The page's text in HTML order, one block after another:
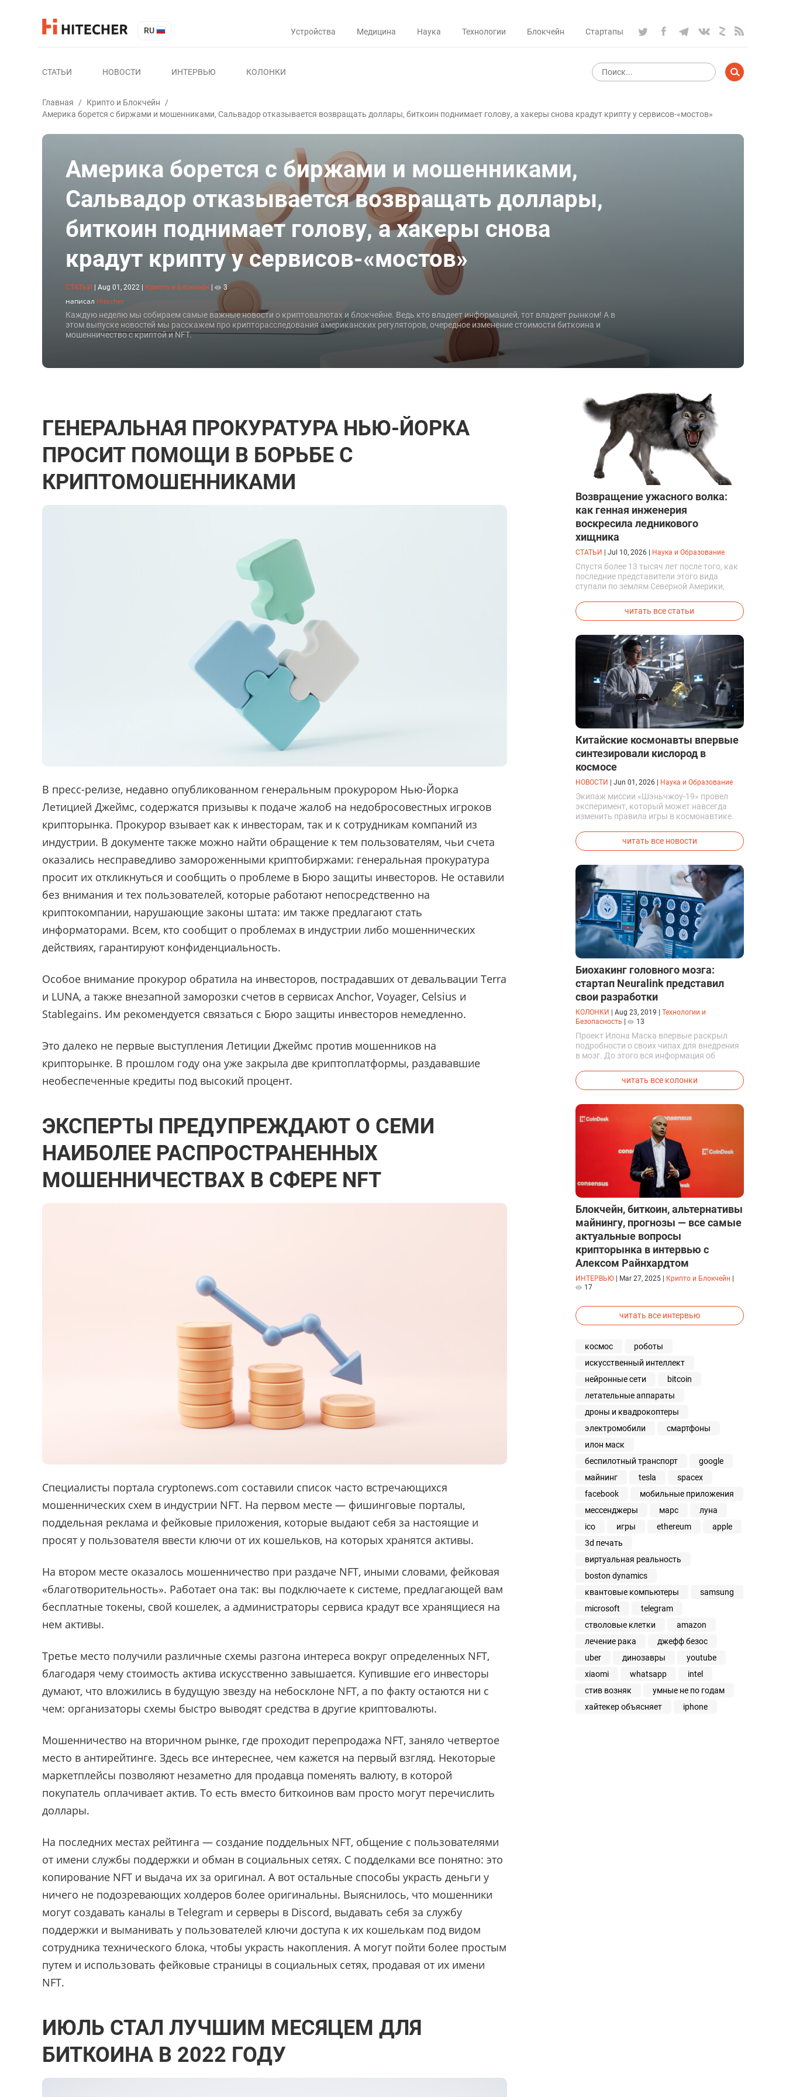
RU Устройства Медицина Наука Технологии Блокчейн Стартапы
СТАТЬИ НОВОСТИ ИНТЕРВЬЮ КОЛОНКИ
Главная / Крипто и Блокчейн
/
Америка борется с биржами и мошенниками, Сальвадор отказывается возвращать доллары, биткоин поднимает голову, а хакеры снова крадут крипту у сервисов-«мостов»
Америка борется с биржами и мошенниками,
Сальвадор отказывается возвращать доллары,
биткоин поднимает голову, а хакеры снова
крадут крипту у сервисов-«мостов»
СТАТЬИ | Aug 01, 2022 Крипто и Блокчейн 3
написал Hitecher
Каждую неделю мы собираем самые важные новости о криптовалютах и блокчейне. Ведь кто владеет информацией, тот владеет рынком! А в
этом выпуске новостей мы расскажем про крипторасследования американских регуляторов, очередное изменение стоимости биткоина и
мошенничество с криптой и NFT.
ГЕНЕРАЛЬНАЯ ПРОКУРАТУРА НЬЮ-ЙОРКА
ПРОСИТ ПОМОЩИ В БОРЬБЕ С
КРИПТОМОШЕННИКАМИ
В пресс-релизе, недавно опубликованном генеральным прокурором Нью-Йорка
Летицией Джеймс, содержатся призывы к подаче жалоб на недобросовестных игроков
крипторынка. Прокурор взывает как к инвесторам, так и к сотрудникам компаний из
индустрии. В документе также можно найти обращение к тем пользователям, чьи счета
оказались несправедливо замороженными криптобиржами: генеральная прокуратура
просит их откликнуться и сообщить о проблеме в Бюро защиты инвесторов. Не оставили
без внимания и тех пользователей, которые работают непосредственно на
криптокомпании, нарушающие законы штата: им также предлагают стать
информаторами. Всем, кто сообщит о проблемах в индустрии либо мошеннических
действиях, гарантируют конфиденциальность.
Особое внимание прокурор обратила на инвесторов, пострадавших от девальвации Terra
и LUNA, а также внезапной заморозки счетов в сервисах Anchor, Voyager, Celsius и
Stablegains. Им рекомендуется связаться с Бюро защиты инвесторов немедленно.
Это далеко не первые выступления Летиции Джеймс против мошенников на
крипторынке. В прошлом году она уже закрыла две криптоплатформы, раздававшие
необеспеченные кредиты под высокий процент.
ЭКСПЕРТЫ ПРЕДУПРЕЖДАЮТ О СЕМИ
НАИБОЛЕЕ РАСПРОСТРАНЕННЫХ
МОШЕННИЧЕСТВАХ В СФЕРЕ NFT
Специалисты портала cryptonews.com составили список часто встречающихся
мошеннических схем в индустрии NFT. На первом месте — фишинговые порталы,
поддельная реклама и фейковые приложения, которые выдают себя за настоящие и
просят у пользователя ввести ключи от их кошельков, на которых хранятся активы.
На втором месте оказалось мошенничество при раздаче NFT, иными словами, фейковая
«благотворительность». Работает она так: вы подключаете к системе, предлагающей вам
бесплатные токены, свой кошелек, а администраторы сервиса крадут все хранящиеся на
нем активы.
Третье место получили различные схемы разгона интереса вокруг определенных NFT,
благодаря чему стоимость актива искусственно завышается. Купившие его инвесторы
думают, что вложились в будущую звезду на небосклоне NFT, а по факту остаются ни с
чем: организаторы схемы быстро выводят средства в другие криптовалюты.
Мошенничество на вторичном рынке, где проходит перепродажа NFT, заняло четвертое
место в антирейтинге. Здесь все интереснее, чем кажется на первый взгляд. Некоторые
маркетплейсы позволяют незаметно для продавца поменять валюту, в которой
покупатель оплачивает актив. То есть вместо биткоинов вам просто могут перечислить
доллары.
На последних местах рейтинга — создание поддельных NFT, общение с пользователями
от имени службы поддержки и обман в социальных сетях. С подделками все понятно: это
копирование NFT и выдача их за оригинал. А вот остальные способы украсть деньги у
ничего не подозревающих холдеров более оригинальны. Выяснилось, что мошенники
могут создавать каналы в Telegram и серверы в Discord, выдавать себя за службу
поддержки и выманивать у пользователей ключи доступа к их кошелькам под видом
сотрудника технического блока, чтобы украсть накопления. А могут пойти более простым
путем и использовать фейковые страницы в социальных сетях, продавая от их имени
NFT.
ИЮЛЬ СТАЛ ЛУЧШИМ МЕСЯЦЕМ ДЛЯ
БИТКОИНА В 2022 ГОДУ
Возвращение ужасного волка:
как генная инженерия
воскресила ледникового
хищника
СТАТЬИ Jul 10, 2026 Наука и Образование
Спустя более 13 тысяч лет после того, как
последние представители этого вида
ступали по землям Северной Америки,
вывели первых генетически
модифицированных щенков с фенотипом
читать все статьи
Китайские космонавты впервые
синтезировали кислород в
космосе
НОВОСТИ Jun 01, 2026 Наука и Образование
Экипаж миссии «Шэньчжоу-19» провел
эксперимент, который может навсегда
изменить правила игры в космонавтике.
успешно синтезировали кислород и
компоненты ракетного топлива с
прямо на орбите.
читать все новости
Биохакинг головного мозга:
стартап Neuralink представил
свои разработки
КОЛОНКИ Aug 23, 2019
Технологии и
Безопасность
13
Проект Илона Маска впервые раскрыл
подробности о своих чипах для внедрения
в мозг. До этого вся информация об
читать все колонки
Блокчейн, биткоин, альтернативы
майнингу, прогнозы — все самые
актуальные вопросы
крипторынка в интервью с
Алексом Райнхардтом
ИНТЕРВЬЮ Mar 27, 2025 Крипто и Блокчейн
17
читать все интервью
космос
роботы
искусственный интеллект
нейронные сети
bitcoin
летательные аппараты
дроны и квадрокоптеры
электромобили
смартфоны
илон маск
беспилотный транспорт
google
майнинг
tesla
spacex
facebook
мобильные приложения
мессенджеры
марс
луна
ico
игры ethereum
apple
3d печать
виртуальная реальность
boston dynamics
квантовые компьютеры
samsung
microsoft
telegram
стволовые клетки
amazon
лечение рака
джефф безос
uber
динозавры
youtube
xiaomi
whatsapp
intel
стив возняк
умные не по годам
хайтекер объясняет
iphone